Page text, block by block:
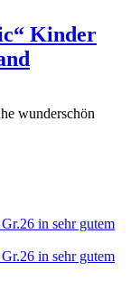
Kinder
wunderschön